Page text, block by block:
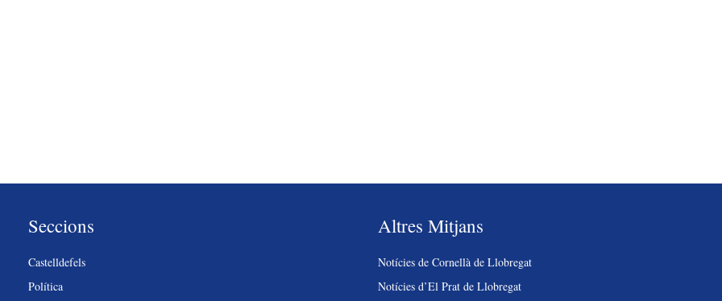
Seccions
Castelldefels
Política
Altres Mitjans
Notícies de Cornellà de Llobregat
Notícies d’El Prat de Llobregat